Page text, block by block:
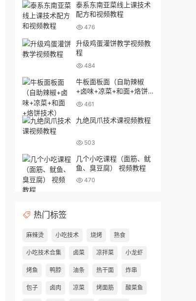
泰系东南亚菜线上课技术
配方和视频教程
476
升级鸡蛋灌饼教学视频教
程
484
牛板面板面（自助辣椒
+卤味+凉菜+和面+烙饼
技术）
461
九绝凤爪技术课视频教程
503
几个小吃课程（面筋、鱿
鱼、臭豆腐） 视频教程
470
热门标签
麻辣烫 小吃技术 烧烤 熟食
小吃技术合集 卤菜 凉拌菜 小龙虾
烤鱼 鸭脖 油条 热干面 炸串
包子 卤肉 凉菜 烤面筋 酸菜鱼